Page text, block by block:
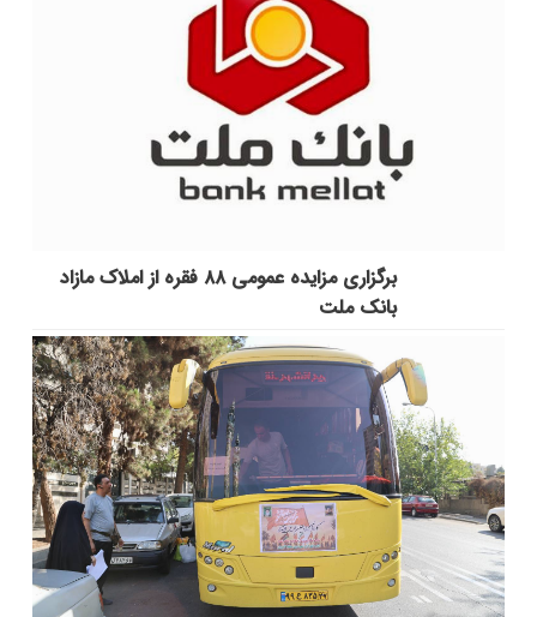
برگزاری مزایده عمومی ۸۸ فقره از املاک مازاد
بانک ملت